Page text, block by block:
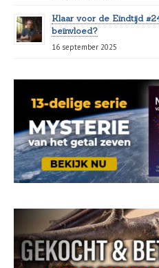
Klaar voor de Eindtijd
beïnvloed?
16 september 2025